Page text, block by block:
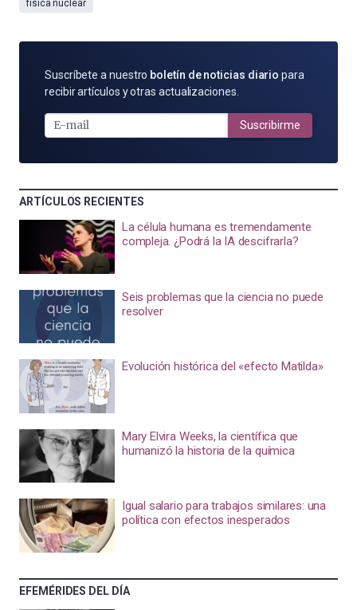
física nuclear
SUSCRÍBETE
POR
MAIL
Suscríbete a nuestro boletín de noticias diario para
recibir artículos y otras actualizaciones.
Suscribirme
ARTÍCULOS RECIENTES
La célula humana es tremendamente
compleja. ¿Podrá la IA descifrarla?
Seis problemas que la ciencia no puede
resolver
Evolución histórica del «efecto Matilda»
Mary Elvira Weeks, la científica que
humanizó la historia de la química
Igual salario para trabajos similares: una
política con efectos inesperados
EFEMÉRIDES DEL DÍA